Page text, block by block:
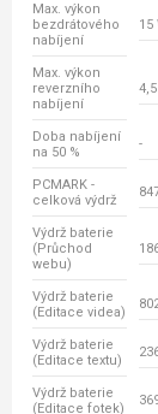
Max. výkon
bezdrátového
nabíjení
15
Max. výkon
reverzního
nabíjení
Doba nabíjení
na 50 %
-
PCMARK -
celková výdrž
Výdrž baterie
(Průchod
webu)
Výdrž baterie
(Editace videa)
Výdrž baterie
(Editace textu)
Výdrž baterie
(Editace fotek)